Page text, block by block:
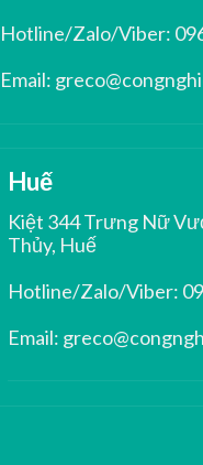
Hotline/Zalo/Viber:
Email:
Huế
Kiệt 344 Trưng Nữ
Thủy, Huế
Hotline/Zalo/Viber:
Email: